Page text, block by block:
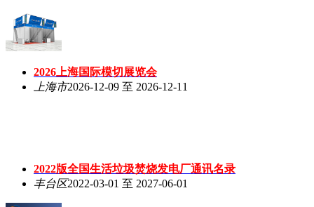
2026上海国际模切展览会
上海市2026-12-09 至 2026-12-11
2022版全国生活垃圾焚烧发电厂通讯名录
丰台区2022-03-01 至 2027-06-01